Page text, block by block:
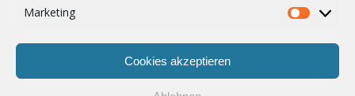
Marketing
Cookies akzeptieren